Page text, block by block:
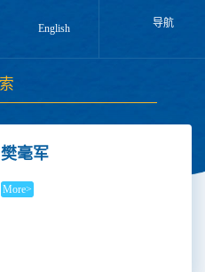
English 导航
樊毫军
More>